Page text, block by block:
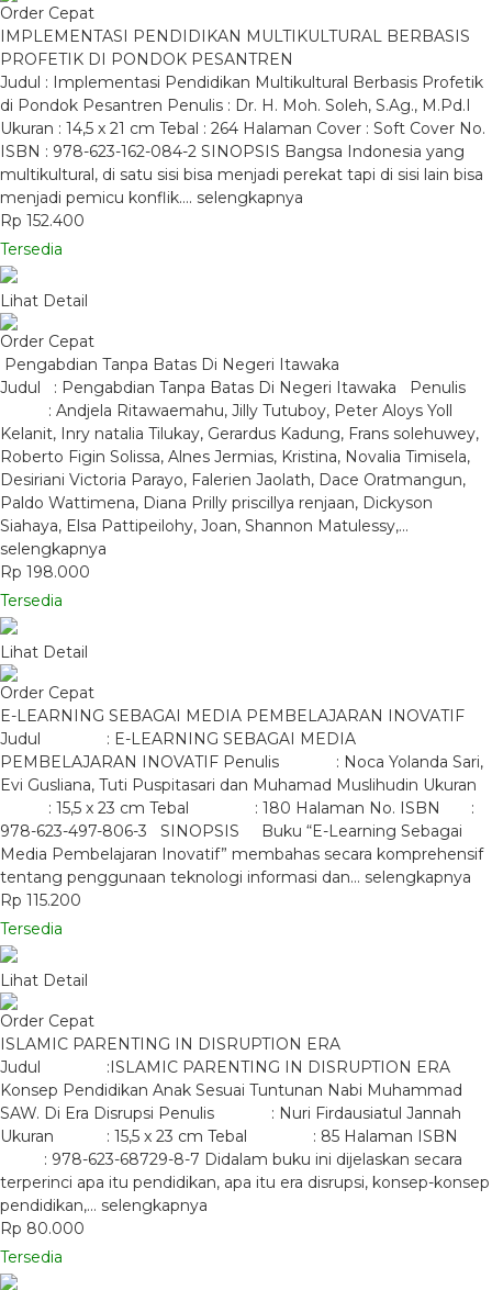
Order Cepat
IMPLEMENTASI PENDIDIKAN MULTIKULTURAL BERBASIS
PROFETIK DI PONDOK PESANTREN
Judul : Implementasi Pendidikan Multikultural Berbasis Profetik
di Pondok Pesantren Penulis : Dr. H. Moh. Soleh, S.Ag., M.Pd.I
Ukuran : 14,5 x 21 cm Tebal : 264 Halaman Cover : Soft Cover No.
ISBN : 978-623-162-084-2 SINOPSIS Bangsa Indonesia yang
multikultural, di satu sisi bisa menjadi perekat tapi di sisi lain bisa
menjadi pemicu konflik…. selengkapnya
Rp 152.400
Tersedia
Lihat Detail
Order Cepat
Pengabdian Tanpa Batas Di Negeri Itawaka
Judul : Pengabdian Tanpa Batas Di Negeri Itawaka Penulis
: Andjela Ritawaemahu, Jilly Tutuboy, Peter Aloys Yoll
Kelanit, Inry natalia Tilukay, Gerardus Kadung, Frans solehuwey,
Roberto Figin Solissa, Alnes Jermias, Kristina, Novalia Timisela,
Desiriani Victoria Parayo, Falerien Jaolath, Dace Oratmangun,
Paldo Wattimena, Diana Prilly priscillya renjaan, Dickyson
Siahaya, Elsa Pattipeilohy, Joan, Shannon Matulessy,…
selengkapnya
Rp 198.000
Tersedia
Lihat Detail
Order Cepat
E-LEARNING SEBAGAI MEDIA PEMBELAJARAN INOVATIF
Judul : E-LEARNING SEBAGAI MEDIA
PEMBELAJARAN INOVATIF Penulis : Noca Yolanda Sari,
Evi Gusliana, Tuti Puspitasari dan Muhamad Muslihudin Ukuran
: 15,5 x 23 cm Tebal : 180 Halaman No. ISBN :
978-623-497-806-3 SINOPSIS Buku “E-Learning Sebagai
Media Pembelajaran Inovatif” membahas secara komprehensif
tentang penggunaan teknologi informasi dan… selengkapnya
Rp 115.200
Tersedia
Lihat Detail
Order Cepat
ISLAMIC PARENTING IN DISRUPTION ERA
Judul :ISLAMIC PARENTING IN DISRUPTION ERA
Konsep Pendidikan Anak Sesuai Tuntunan Nabi Muhammad
SAW. Di Era Disrupsi Penulis : Nuri Firdausiatul Jannah
Ukuran : 15,5 x 23 cm Tebal : 85 Halaman ISBN
: 978-623-68729-8-7 Didalam buku ini dijelaskan secara
terperinci apa itu pendidikan, apa itu era disrupsi, konsep-konsep
pendidikan,… selengkapnya
Rp 80.000
Tersedia